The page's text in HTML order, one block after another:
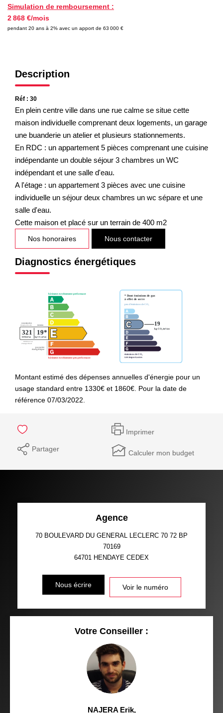
Avis Clients
Simulation de remboursement :
2 868 €/mois
pendant 20 ans à 2% avec un apport de 63 000 €
Description
Réf : 30
En plein centre ville dans une rue calme se situe cette
maison individuelle comprenant deux logements, un garage
une buanderie un atelier et plusieurs stationnements.
En RDC : un appartement 5 pièces comprenant une cuisine
indépendante un double séjour 3 chambres un WC
indépendant et une salle d'eau.
A l'étage : un appartement 3 pièces avec une cuisine
individuelle un séjour deux chambres un wc sépare et une
salle d'eau.
Cette maison et placé sur un terrain de 400 m2
Nos honoraires Nous contacter
Diagnostics énergétiques
Montant estimé des dépenses annuelles d'énergie pour un
usage standard entre 1330€ et 1860€. Pour la date de
référence 07/03/2022.
Imprimer
Partager Calculer mon budget
Agence
70 BOULEVARD DU GENERAL LECLERC 70 72 BP
70169
64701 HENDAYE CEDEX
Nous écrire Voir le numéro
Votre Conseiller :
NAJERA Erik,